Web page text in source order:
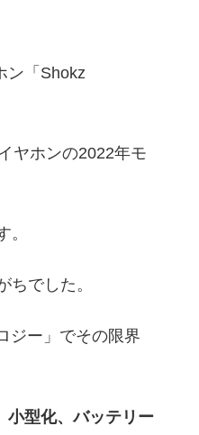
ン「Shokz
ヤホンの2022年モ
。
でした。
ジー」でその限界
小型化、バッテリー